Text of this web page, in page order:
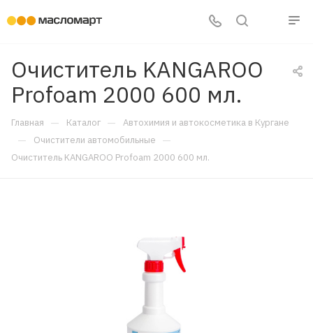
Очиститель KANGAROO
Profoam 2000 600 мл.
Главная — Каталог — Автохимия и автокосметика в Кургане
— Очистители автомобильные —
Очиститель KANGAROO Profoam 2000 600 мл.